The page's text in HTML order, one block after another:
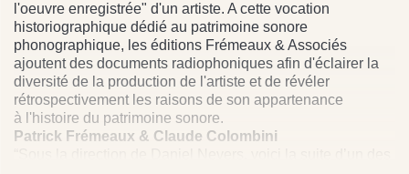
l'oeuvre enregistrée" d'un artiste. A cette vocation
historiographique dédié au patrimoine sonore
phonographique, les éditions Frémeaux & Associés
ajoutent des documents radiophoniques afin d'éclairer la
diversité de la production de l'artiste et de révéler
rétrospectivement les raisons de son appartenance
à l'histoire du patrimoine sonore.
Patrick Frémeaux & Claude Colombini